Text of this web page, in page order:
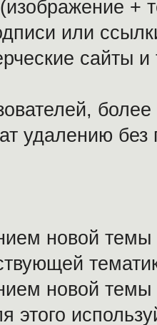
+
или
сайты
удалению без
новой темы
новой
этого